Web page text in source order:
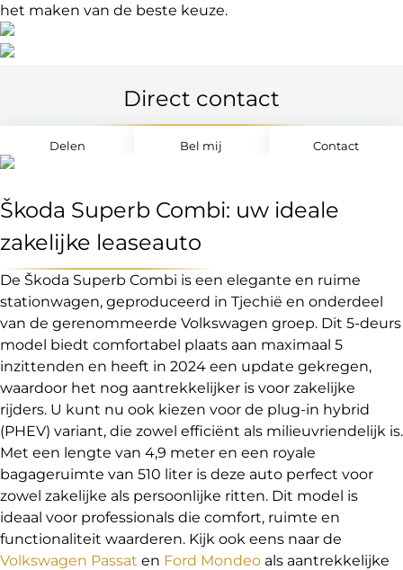
het maken van de beste keuze.
Direct contact
Delen Bel mij Contact
Škoda Superb Combi: uw ideale
zakelijke leaseauto
De Škoda Superb Combi is een elegante en ruime
stationwagen, geproduceerd in Tjechië en onderdeel
van de gerenommeerde Volkswagen groep. Dit 5-deurs
model biedt comfortabel plaats aan maximaal 5
inzittenden en heeft in 2024 een update gekregen,
waardoor het nog aantrekkelijker is voor zakelijke
rijders. U kunt nu ook kiezen voor de plug-in hybrid
(PHEV) variant, die zowel efficiënt als milieuvriendelijk is.
Met een lengte van 4,9 meter en een royale
bagageruimte van 510 liter is deze auto perfect voor
zowel zakelijke als persoonlijke ritten. Dit model is
ideaal voor professionals die comfort, ruimte en
functionaliteit waarderen. Kijk ook eens naar de
Volkswagen Passat en Ford Mondeo als aantrekkelijke